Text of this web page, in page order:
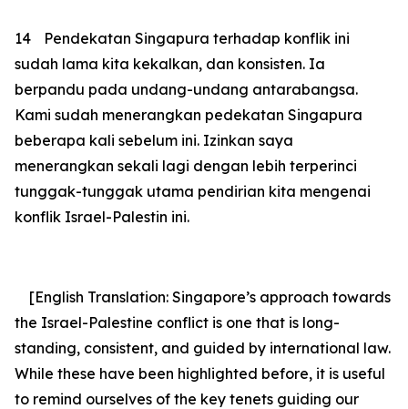
14
Pendekatan Singapura terhadap konflik ini
sudah lama kita kekalkan, dan konsisten. Ia
berpandu pada undang-undang antarabangsa.
Kami sudah menerangkan pedekatan Singapura
beberapa kali sebelum ini. Izinkan saya
menerangkan sekali lagi dengan lebih terperinci
tunggak-tunggak utama pendirian kita mengenai
konflik Israel-Palestin ini.
[English Translation: Singapore’s approach towards
the Israel-Palestine conflict is one that is long-
standing, consistent, and guided by international law.
While these have been highlighted before, it is useful
to remind ourselves of the key tenets guiding our